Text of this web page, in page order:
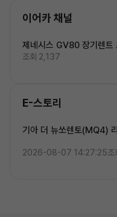
이어카 채널
제네시스 GV80 장기렌트
조회 2,137
E-스토리
기아 더 뉴쏘렌토(MQ4)
2026-08-07 14:27:25조